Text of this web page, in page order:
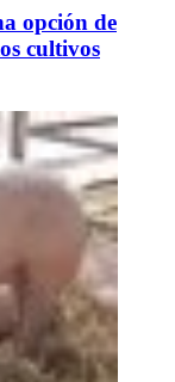
opción de
cultivos